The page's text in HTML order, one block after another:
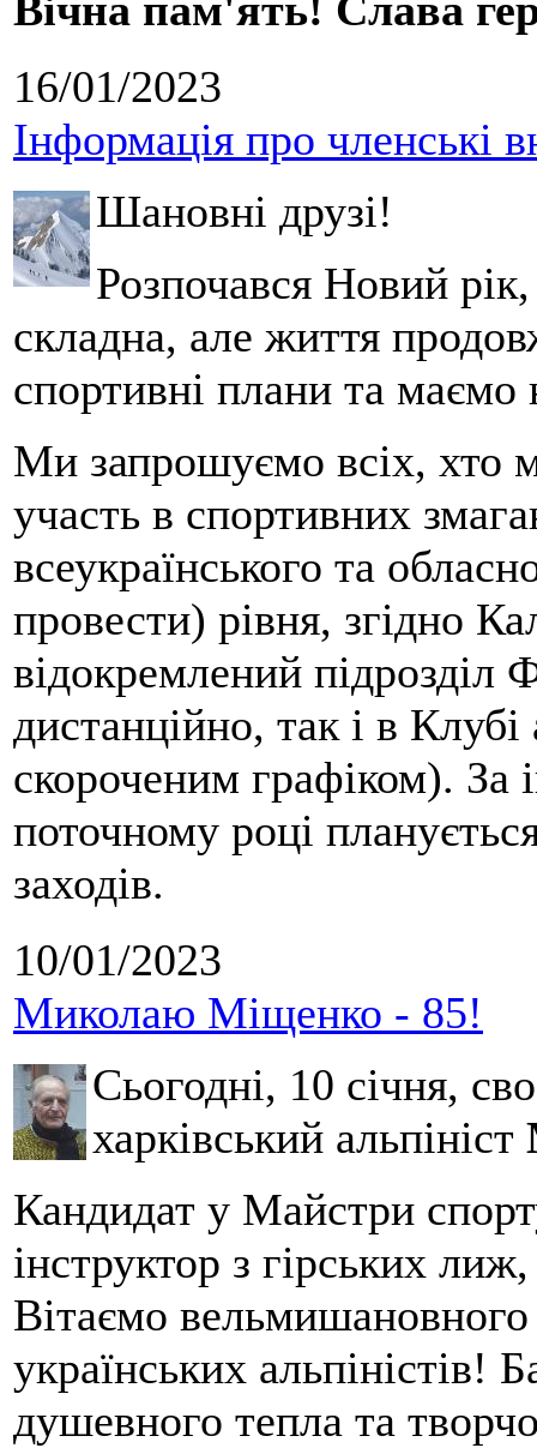
16/01/2023
Інформація про членські
Шановні друзі!
Розпочався Новий
складна, але життя
спортивні плани та
Ми запрошуємо всіх, хто
участь в спортивних
всеукраїнського та
провести) рівня, згідно
відокремлений
дистанційно, так і в Клубі
скороченим графіком). За
поточному році
заходів.
10/01/2023
Миколаю Міщенко - 85!
Сьогодні, 10 січня,
харківський альпініст
Кандидат у Майстри
інструктор з гірських
Вітаємо
українських
душевного тепла та